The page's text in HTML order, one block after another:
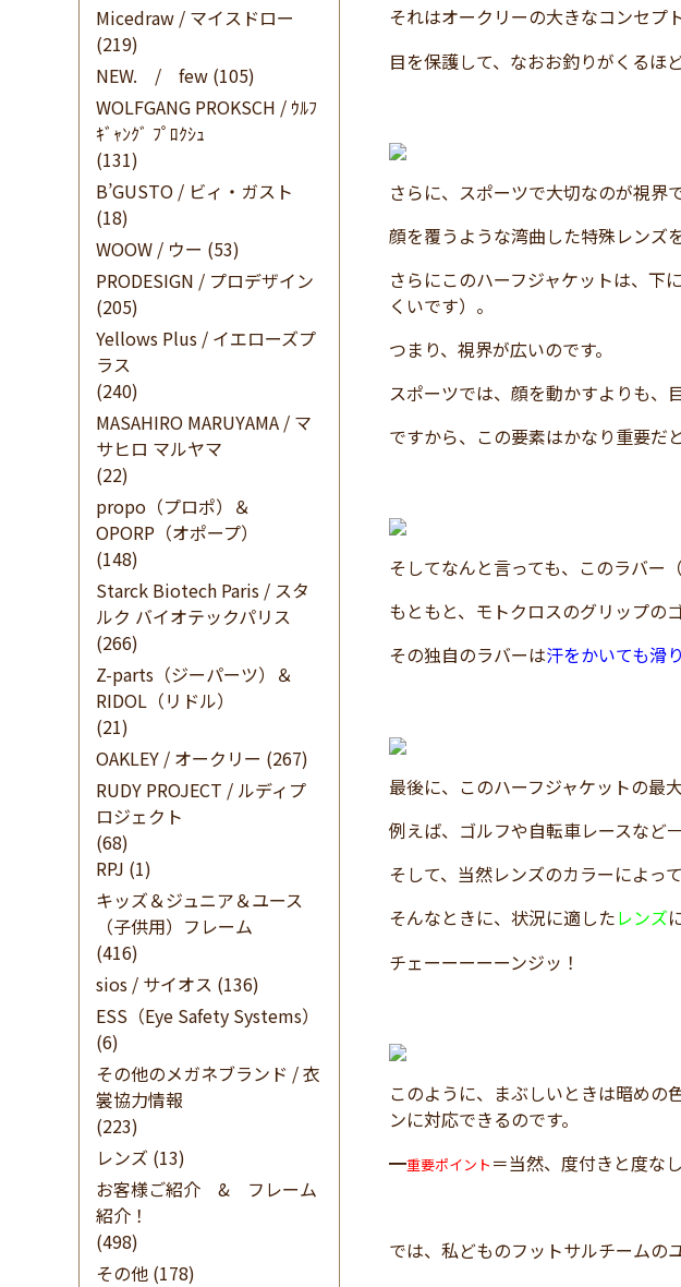
Micedraw / マイスドロー
(219)
NEW. / few (105)
WOLFGANG PROKSCH / ｳﾙﾌ
ｷﾞｬﾝｸﾞ ﾌﾟﾛｸｼｭ
(131)
B’GUSTO / ビィ・ガスト
(18)
WOOW / ウー (53)
PRODESIGN / プロデザイン
(205)
Yellows Plus / イエローズプ
ラス
(240)
MASAHIRO MARUYAMA / マ
サヒロ マルヤマ
(22)
propo（プロポ）＆
OPORP（オポープ）
(148)
Starck Biotech Paris / スタ
ルク バイオテックパリス
(266)
Z-parts（ジーパーツ）＆
RIDOL（リドル）
(21)
OAKLEY / オークリー (267)
RUDY PROJECT / ルディプ
ロジェクト
(68)
RPJ (1)
キッズ＆ジュニア＆ユース
（子供用）フレーム
(416)
sios / サイオス (136)
ESS（Eye Safety Systems）
(6)
その他のメガネブランド / 衣
裳協力情報
(223)
レンズ (13)
お客様ご紹介 & フレーム
紹介！
(498)
その他 (178)
それはオークリーの大きなコンセプ
目を保護して、なおお釣りがくるほ
さらに、スポーツで大切なのが視界で
顔を覆うような湾曲した特殊レンズ
さらにこのハーフジャケットは、下
くいです）。
つまり、視界が広いのです。
スポーツでは、顔を動かすよりも、
ですから、この要素はかなり重要だ
そしてなんと言っても、このラバー
もともと、モトクロスのグリップの
その独自のラバーは汗をかいても滑
最後に、このハーフジャケットの最大
例えば、ゴルフや自転車レースなど
そして、当然レンズのカラーによっ
そんなときに、状況に適したレンズ
チェーーーーーンジッ！
このように、まぶしいときは暗めの
ンに対応できるのです。
━重要ポイント ＝当然、度付きと度な
では、私どものフットサルチームの